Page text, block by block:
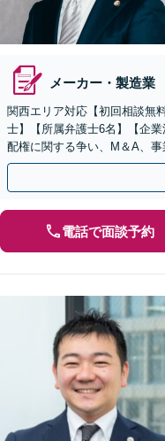
メーカー・製造業
関西エリア対応【初回相談無
士】【所属弁護士6名】【企
配権に関する争い、M＆A、
ブル、債権回収等につき豊富
電話で面談予約